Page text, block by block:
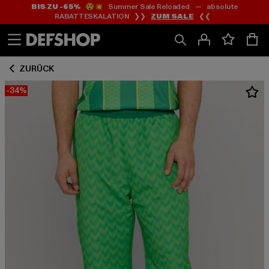
Zum
Inhalt
springen
Zum
Fußzeile
springen
BIS ZU -65%😲💥 Summer Sale Reloaded — absolute
RABATTESKALATION ❯❯ ZUM SALE ❮❮
ZURÜCK
-34%